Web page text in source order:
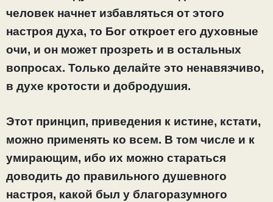
человек начнет избавляться от этого
настроя духа, то Бог откроет его духовные
очи, и он может прозреть и в остальных
вопросах. Только делайте это ненавязчиво,
в духе кротости и добродушия.
Этот принцип, приведения к истине, кстати,
можно применять ко всем. В том числе и к
умирающим, ибо их можно стараться
доводить до правильного душевного
настроя, какой был у благоразумного